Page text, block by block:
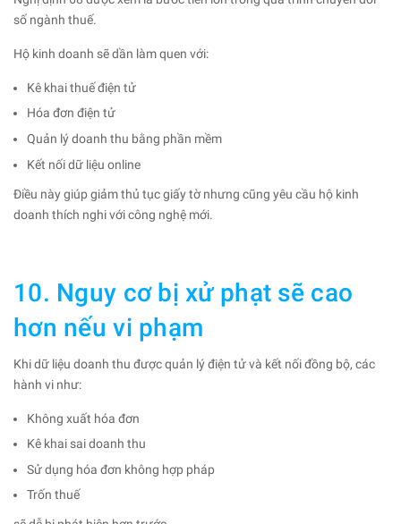
số ngành thuế.
Hộ kinh doanh sẽ dần làm quen với:
Kê khai thuế điện tử
Hóa đơn điện tử
Quản lý doanh thu bằng phần mềm
Kết nối dữ liệu online
Điều này giúp giảm thủ tục giấy tờ nhưng cũng yêu cầu hộ kinh
doanh thích nghi với công nghệ mới.
10. Nguy cơ bị xử phạt sẽ cao
hơn nếu vi phạm
Khi dữ liệu doanh thu được quản lý điện tử và kết nối đồng bộ, các
hành vi như:
Không xuất hóa đơn
Kê khai sai doanh thu
Sử dụng hóa đơn không hợp pháp
Trốn thuế